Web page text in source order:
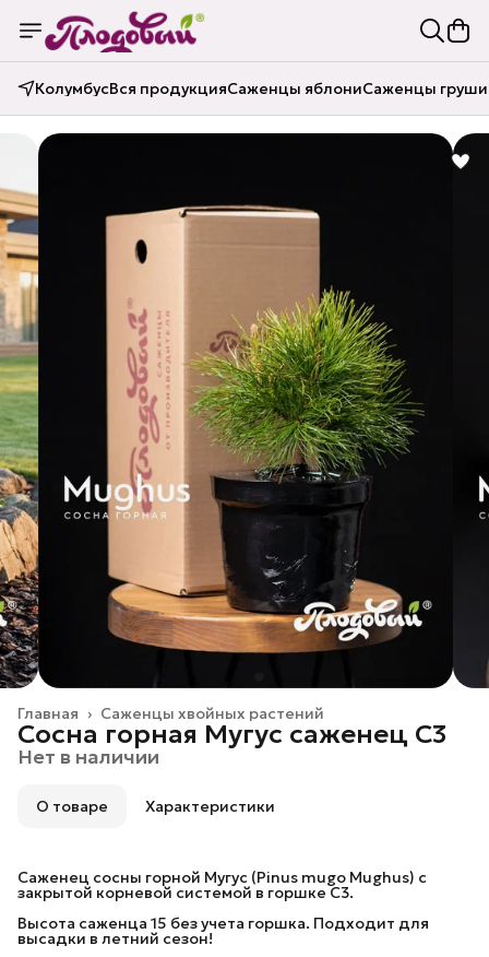
КолумбусВся продукцияСаженцы яблониСаженцы груши
Саженцы хвойных растений
Главная ›
Сосна горная Мугус саженец C3
Нет в наличии
О товаре Характеристики
Саженец сосны горной Мугус (Pinus mugo Mughus) с
закрытой корневой системой в горшке C3.
Высота саженца 15 без учета горшка. Подходит для
высадки в летний сезон!